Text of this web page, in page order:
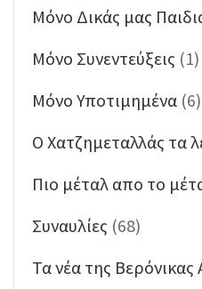
Μόνο Δικάς μας
Μόνο Συνεντεύξεις (1)
Μόνο Υποτιμημένα (6)
Ο Χατζημεταλλάς τα
Πιο μέταλ απο το
Συναυλίες (68)
Τα νέα της Βερόνικας